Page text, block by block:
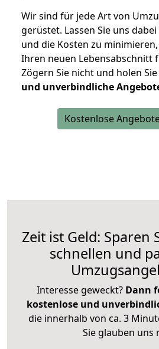
Wir sind für jede Art von
gerüstet. Lassen Sie uns
und die Kosten zu
Ihren neuen Lebensabschnitt
Zögern Sie nicht und holen Sie
und unverbindliche
Kostenlose
Zeit ist Geld: Sparen
schnellen und
Interesse geweckt? Dann
kostenlose und
die innerhalb von ca. 3
Sie glauben uns